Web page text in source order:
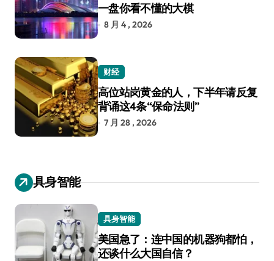
一盘你看不懂的大棋
8 月 4 , 2026
财经
高位站岗黄金的人，下半年请反复
背诵这4条“保命法则”
7 月 28 , 2026
具身智能
具身智能
美国急了：连中国的机器狗都怕，
还谈什么大国自信？